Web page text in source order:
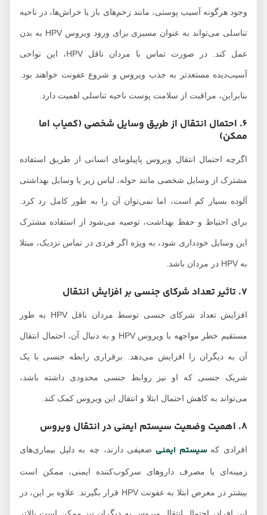
وجود هرگونه آسیب پوستی، مانند زخم‌های باز یا خراش‌ها، در ناحیه
تناسلی می‌تواند به عنوان مسیری برای ورود ویروس HPV به بدن
عمل کند. در صورت تماس با مردان ناقل HPV، این نواحی
آسیب‌دیده مستعدتر به جذب ویروس و شروع عفونت خواهند بود.
بنابراین، مراقبت از سلامت پوست ناحیه تناسلی اهمیت دارد.
6. احتمال انتقال از طریق وسایل شخصی (کمیاب اما
ممکن)
اگرچه احتمال انتقال ویروس پاپیلومای انسانی از طریق استفاده
مشترک از وسایل شخصی مانند حوله، لباس زیر یا وسایل بهداشتی
آلوده بسیار کم است، اما نمی‌توان آن را به طور کامل رد کرد.
برای احتیاط و حفظ بهداشت، توصیه می‌شود از استفاده مشترک
این وسایل خودداری شود، به ویژه اگر فردی در تماس نزدیک، مبتلا
افزایش تعداد شرکای جنسی توسط مردان ناقل HPV به طور
مستقیم خطر مواجهه با ویروس HPV و به دنبال آن، احتمال انتقال
آن به دیگران را افزایش می‌دهد. برقراری رابطه جنسی با یک
شریک جنسی که او نیز روابط جنسی محدودی داشته باشد،
می‌تواند به کاهش احتمال ابتلا و انتقال این ویروس کمک کند.
افرادی کهسیستم ایمنیضعیفی دارند، چه به دلیل بیماری‌های
زمینه‌ای یا مصرف داروهای سرکوب‌کننده ایمنی، ممکن است
بیشتر در معرض ابتلا به عفونت HPV قرار بگیرند. علاوه بر این، در